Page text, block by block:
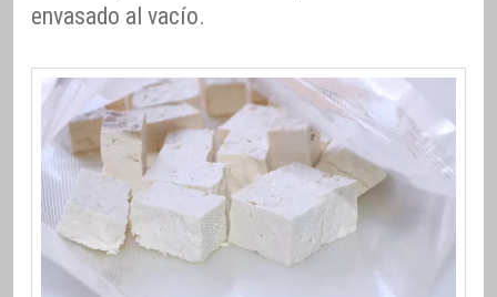
envasado al vacío.